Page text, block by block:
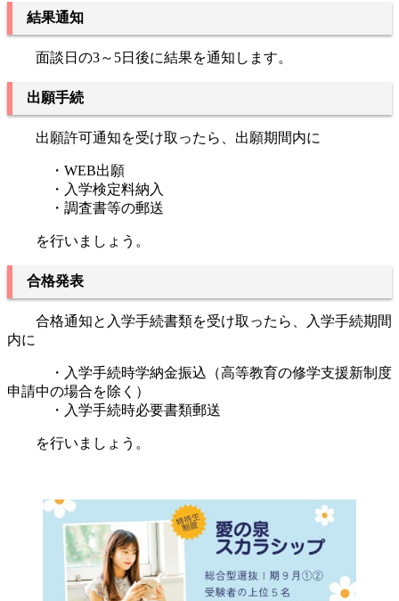
結果通知
面談日の3～5日後に結果を通知します。
出願手続
出願許可通知を受け取ったら、出願期間内に
・WEB出願
・入学検定料納入
・調査書等の郵送
を行いましょう。
合格発表
合格通知と入学手続書類を受け取ったら、入学手続期間
内に
・入学手続時学納金振込（高等教育の修学支援新制度
申請中の場合を除く）
・入学手続時必要書類郵送
を行いましょう。